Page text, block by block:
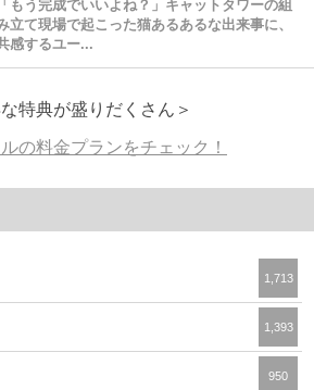
「もう完成でいいよね？」キャットタワーの組
立て現場で起こった猫あるあるな出来事に、
感するユー...
特典が盛りだくさん＞
の料金プランをチェック！
1,713
1,393
950